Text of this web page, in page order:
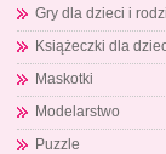
Gry dla dzieci i
Książeczki dla
Maskotki
Modelarstwo
Puzzle